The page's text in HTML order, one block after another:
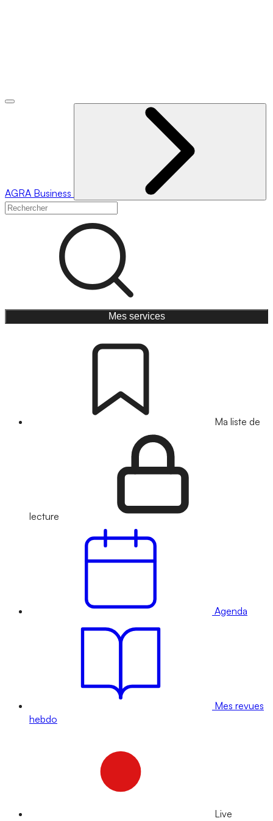
AGRA Business
Mes services
Ma liste de
lecture
Agenda
Mes revues
hebdo
Live